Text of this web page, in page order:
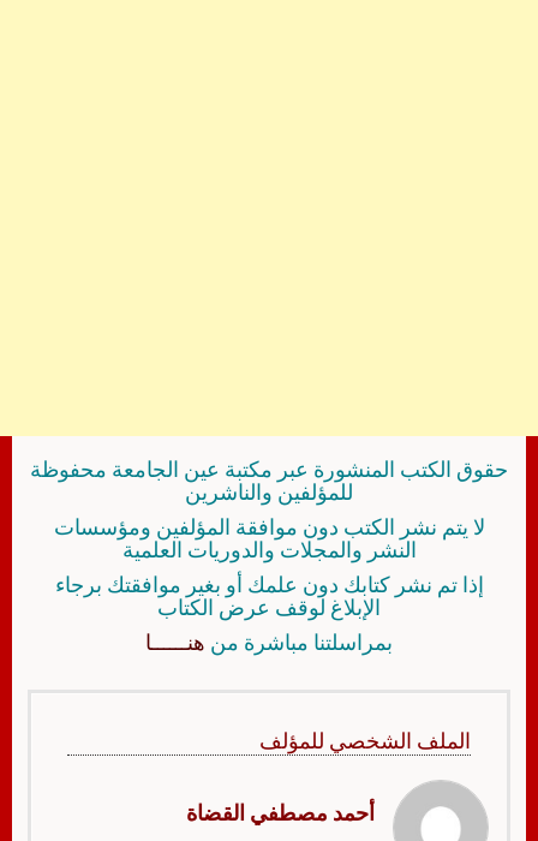
حقوق الكتب المنشورة عبر مكتبة عين الجامعة محفوظة
للمؤلفين والناشرين
لا يتم نشر الكتب دون موافقة المؤلفين ومؤسسات
النشر والمجلات والدوريات العلمية
إذا تم نشر كتابك دون علمك أو بغير موافقتك برجاء
الإبلاغ لوقف عرض الكتاب
بمراسلتنا مباشرة من هنــــــا
الملف الشخصي للمؤلف
أحمد مصطفي القضاة